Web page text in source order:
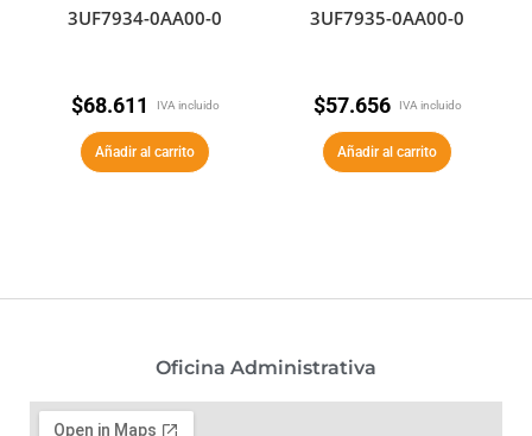
3UF7934-0AA00-0
$68.611 IVA incluido
Añadir al carrito
3UF7935-0AA00-0
$57.656 IVA incluido
Añadir al carrito
Oficina Administrativa